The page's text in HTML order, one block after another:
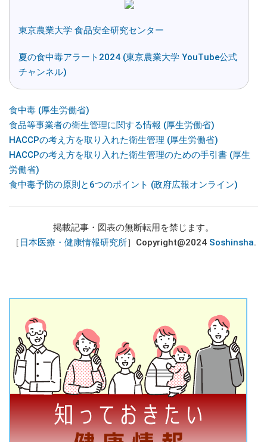
東京農業大学 食品安全研究センター
夏の食中毒アラート2024 (東京農業大学 YouTube公式
チャンネル)
食中毒 (厚生労働省)
食品等事業者の衛生管理に関する情報 (厚生労働省)
HACCPの考え方を取り入れた衛生管理 (厚生労働省)
HACCPの考え方を取り入れた衛生管理のための手引書 (厚生
労働省)
食中毒予防の原則と6つのポイント (政府広報オンライン)
掲載記事・図表の無断転用を禁じます。
［ 日本医療・健康情報研究所］Copyright@2024 Soshinsha.